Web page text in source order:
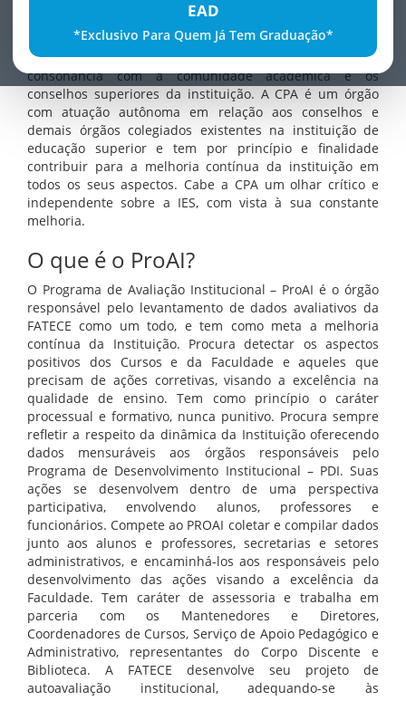
EAD
*Exclusivo Para Quem Já Tem Graduação*
de prestação das informações solicitadas pelo INEP. Daí
decorre o papel fundamental da CPA na elaboração e
desenvolvimento de uma proposta de autoavaliação, em
consonância com a comunidade acadêmica e os
conselhos superiores da instituição. A CPA é um órgão
com atuação autônoma em relação aos conselhos e
demais órgãos colegiados existentes na instituição de
educação superior e tem por princípio e finalidade
contribuir para a melhoria contínua da instituição em
todos os seus aspectos. Cabe a CPA um olhar crítico e
independente sobre a IES, com vista à sua constante
melhoria.
O que é o ProAI?
O Programa de Avaliação Institucional – ProAI é o órgão
responsável pelo levantamento de dados avaliativos da
FATECE como um todo, e tem como meta a melhoria
contínua da Instituição. Procura detectar os aspectos
positivos dos Cursos e da Faculdade e aqueles que
precisam de ações corretivas, visando a excelência na
qualidade de ensino. Tem como princípio o caráter
processual e formativo, nunca punitivo. Procura sempre
refletir a respeito da dinâmica da Instituição oferecendo
dados mensuráveis aos órgãos responsáveis pelo
Programa de Desenvolvimento Institucional – PDI. Suas
ações se desenvolvem dentro de uma perspectiva
participativa, envolvendo alunos, professores e
funcionários. Compete ao PROAI coletar e compilar dados
junto aos alunos e professores, secretarias e setores
administrativos, e encaminhá-los aos responsáveis pelo
desenvolvimento das ações visando a excelência da
Faculdade. Tem caráter de assessoria e trabalha em
parceria com os Mantenedores e Diretores,
Coordenadores de Cursos, Serviço de Apoio Pedagógico e
Administrativo, representantes do Corpo Discente e
Biblioteca. A FATECE desenvolve seu projeto de
autoavaliação institucional, adequando-se às